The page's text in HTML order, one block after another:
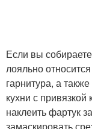
Фартук на
Если вы
лояльно
гарнитура, а
кухни с
наклеить фартук